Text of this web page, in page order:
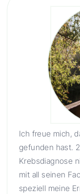
Ich freue mich,
gefunden hast.
Krebsdiagnose
mit all seinen
speziell meine